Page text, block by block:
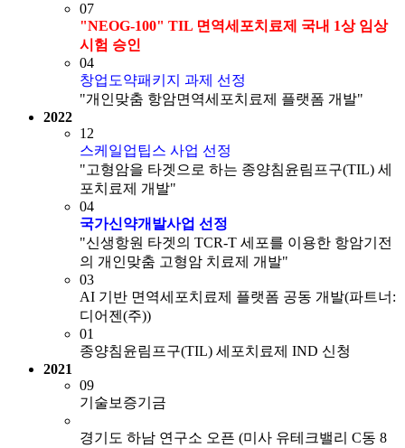
07
"NEOG-100" TIL 면역세포치료제 국내 1상 임상
시험 승인
04
창업도약패키지 과제 선정
"개인맞춤 항암면역세포치료제 플랫폼 개발"
2022
12
스케일업팁스 사업 선정
"고형암을 타겟으로 하는 종양침윤림프구(TIL) 세
포치료제 개발"
04
국가신약개발사업 선정
"신생항원 타겟의 TCR-T 세포를 이용한 항암기전
의 개인맞춤 고형암 치료제 개발"
03
AI 기반 면역세포치료제 플랫폼 공동 개발(파트너:
디어젠(주))
01
종양침윤림프구(TIL) 세포치료제 IND 신청
2021
09
기술보증기금
경기도 하남 연구소 오픈 (미사 유테크밸리 C동 8